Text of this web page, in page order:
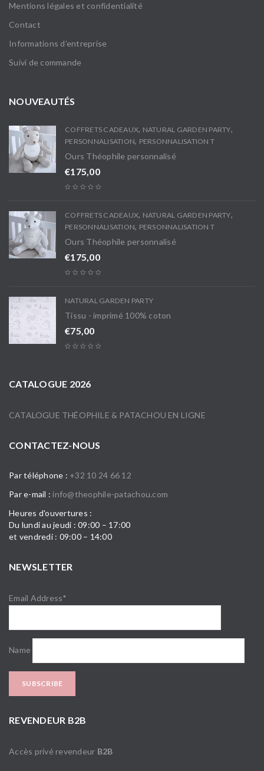
Mentions légales et confidentialité
Contact
Informations d’entreprise
Suivi de commande
NOUVEAUTÉS
COFFRETS CADEAUX, NATURAL GARDEN PARTY,
PERSONNALISATION, PERSONNALISATION T
Ours Théophile personnalisé
€175,00
COFFRETS CADEAUX, NATURAL GARDEN PARTY,
PERSONNALISATION, PERSONNALISATION T
Ours Théophile personnalisé
€175,00
NATURAL GARDEN PARTY
Tissu - imprimé 100% coton
€75,00
CATALOGUE 2026
CATALOGUE THÉOPHILE & PATACHOU EN LIGNE
CONTACTEZ-NOUS
Par téléphone : +32 10 24 66 12
Par e-mail : info@theophile-patachou.com
Heures d'ouvertures :
Du lundi au jeudi : 09:00 – 17:00
et vendredi : 09:00 – 14:00
NEWSLETTER
Email Address*
Name
REVENDEUR B2B
Accès privé revendeur B2B